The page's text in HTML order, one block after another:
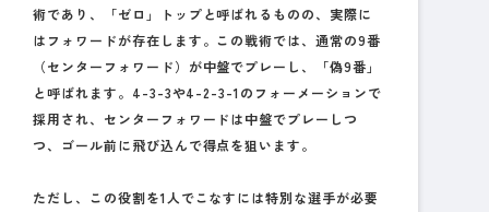
術であり、「ゼロ」トップと呼ばれるものの、実際に
はフォワードが存在します。この戦術では、通常の9番
（センターフォワード）が中盤でプレーし、「偽9番」
と呼ばれます。4-3-3や4-2-3-1のフォーメーションで
採用され、センターフォワードは中盤でプレーしつ
つ、ゴール前に飛び込んで得点を狙います。
ただし、この役割を1人でこなすには特別な選手が必要